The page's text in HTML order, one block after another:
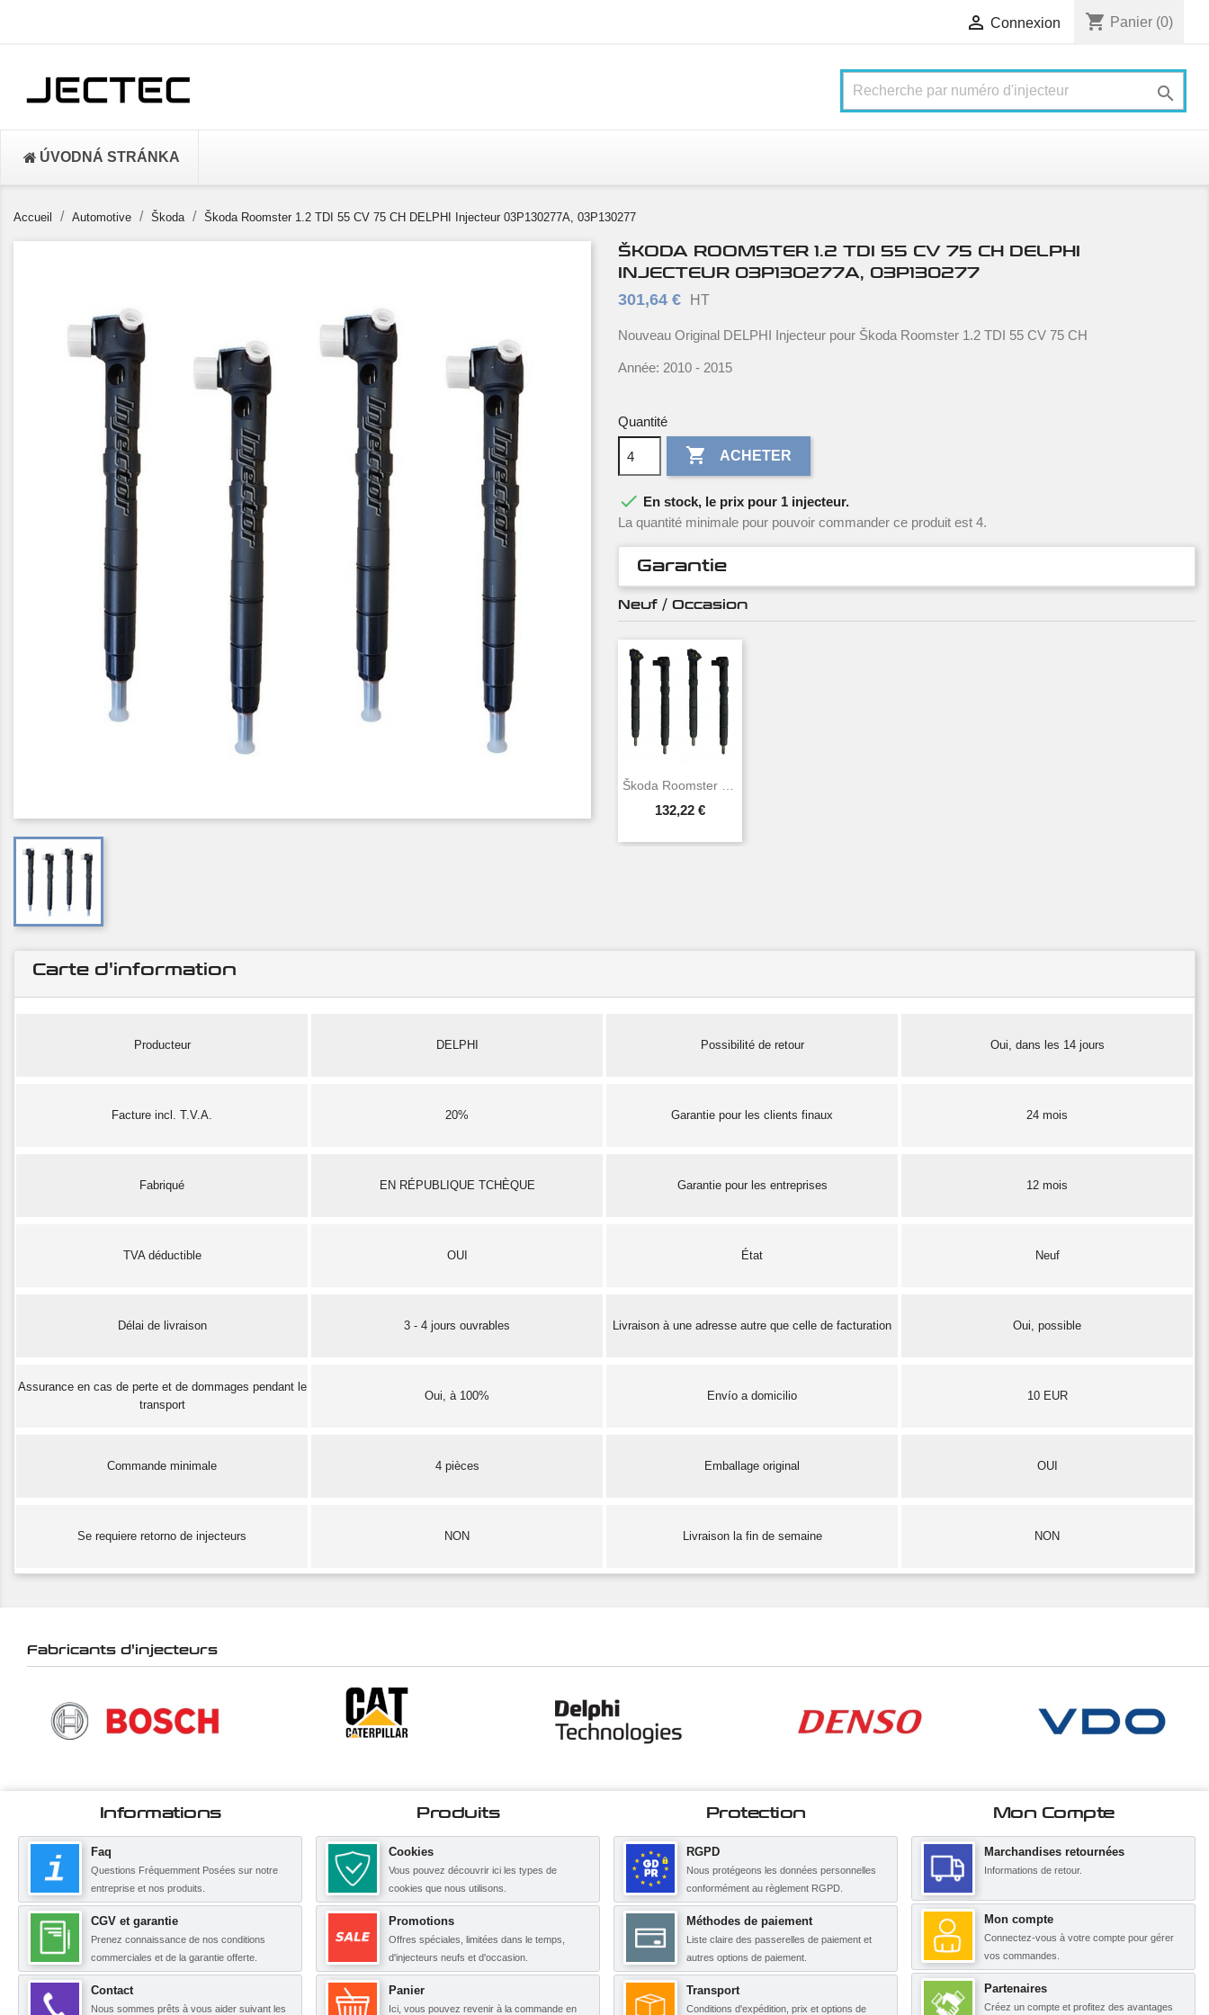
 Connexion shopping_cart Panier (0)

ÚVODNÁ STRÁNKA
Accueil Automotive Škoda Škoda Roomster 1.2 TDI 55 CV 75 CH DELPHI Injecteur 03P130277A, 03P130277
ŠKODA ROOMSTER 1.2 TDI 55 CV 75 CH DELPHI
INJECTEUR 03P130277A, 03P130277
301,64 € HT
Nouveau Original DELPHI Injecteur pour Škoda Roomster 1.2 TDI 55 CV 75 CH
Année: 2010 - 2015
Quantité
 ACHETER
 En stock, le prix pour 1 injecteur.
La quantité minimale pour pouvoir commander ce produit est 4.
Garantie
Neuf / Occasion
Škoda Roomster 1.2 TDI 55 CV 75 CH DELPHI...
132,22 €
Carte d'information
Producteur DELPHI Possibilité de retour Oui, dans les 14 jours
Facture incl. T.V.A. 20% Garantie pour les clients finaux 24 mois
Fabriqué EN RÉPUBLIQUE TCHÈQUE Garantie pour les entreprises 12 mois
TVA déductible OUI État Neuf
Délai de livraison 3 - 4 jours ouvrables Livraison à une adresse autre que celle de facturation Oui, possible
Assurance en cas de perte et de dommages pendant le
transport
Oui, à 100% Envío a domicilio 10 EUR
Commande minimale 4 pièces Emballage original OUI
Se requiere retorno de injecteurs NON Livraison la fin de semaine NON
Fabricants d'injecteurs
Informations
Faq
Questions Fréquemment Posées sur notre
entreprise et nos produits.
CGV et garantie
Prenez connaissance de nos conditions
commerciales et de la garantie offerte.
Contact
Nous sommes prêts à vous aider suivant les
Produits
Cookies
Vous pouvez découvrir ici les types de
cookies que nous utilisons.
Promotions
Offres spéciales, limitées dans le temps,
d'injecteurs neufs et d'occasion.
Panier
Ici, vous pouvez revenir à la commande en
Protection
RGPD
Nous protégeons les données personnelles
conformément au règlement RGPD.
Méthodes de paiement
Liste claire des passerelles de paiement et
autres options de paiement.
Transport
Conditions d'expédition, prix et options de
Mon Compte
Marchandises retournées
Informations de retour.
Mon compte
Connectez-vous à votre compte pour gérer
vos commandes.
Partenaires
Créez un compte et profitez des avantages